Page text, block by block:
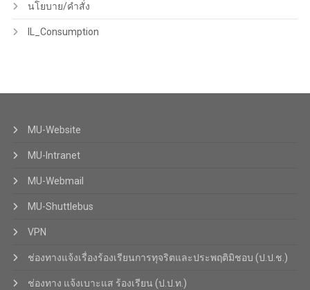
นโยบาย/คำสั่ง
IL_Consumption
MU-Website
MU-Intranet
MU-Webmail
MU-Shuttlebus
VPN
ช่องทางแจ้งเรื่องร้องเรียนการทุจริตและประพฤติมิชอบ (ป.ป.ช.)
ช่องทาง แจ้งเบาะแส ร้องเรียน (ป.ป.ท.)